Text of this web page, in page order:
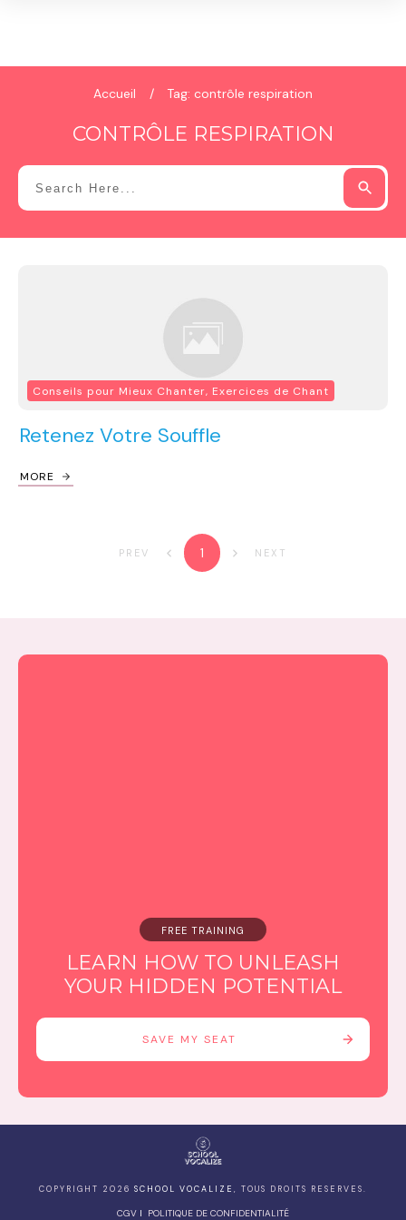
Accueil / Tag: contrôle respiration
CONTRÔLE RESPIRATION
Conseils pour Mieux Chanter, Exercices de Chant
Retenez Votre Souffle
MORE
PREV 1 NEXT
FREE TRAINING
LEARN HOW TO UNLEASH
YOUR HIDDEN POTENTIAL
SAVE MY SEAT
COPYRIGHT 2026 SCHOOL VOCALIZE , TOUS DROITS RESERVES.
CGV I POLITIQUE DE CONFIDENTIALITÉ